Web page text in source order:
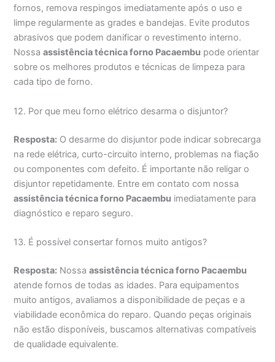
fornos, remova respingos imediatamente após o uso e
limpe regularmente as grades e bandejas. Evite produtos
abrasivos que podem danificar o revestimento interno.
Nossaassistência técnica forno Pacaembu pode orientar
sobre os melhores produtos e técnicas de limpeza para
cada tipo de forno.
12. Por que meu forno elétrico desarma o disjuntor?
Resposta: O desarme do disjuntor pode indicar sobrecarga
na rede elétrica, curto-circuito interno, problemas na fiação
ou componentes com defeito. É importante não religar o
disjuntor repetidamente. Entre em contato com nossa
assistência técnica forno Pacaembu imediatamente para
diagnóstico e reparo seguro.
13. É possível consertar fornos muito antigos?
Resposta: Nossaassistência técnica forno Pacaembu
atende fornos de todas as idades. Para equipamentos
muito antigos, avaliamos a disponibilidade de peças e a
viabilidade econômica do reparo. Quando peças originais
não estão disponíveis, buscamos alternativas compatíveis
de qualidade equivalente.